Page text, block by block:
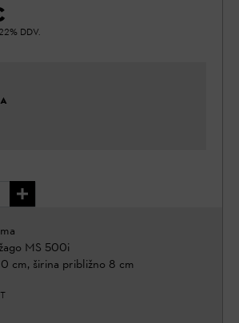
DDV.
MS 500i
cm, širina približno 8 cm